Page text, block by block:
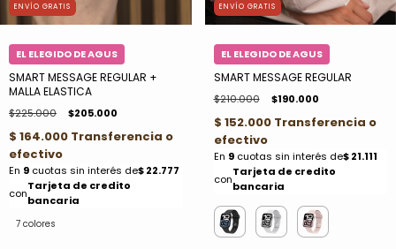
ENVÍO GRATIS
SMART MESSAGE REGULAR +
MALLA ELASTICA
$225.000 $205.000
7 colores
ENVÍO GRATIS
SMART MESSAGE REGULAR
$210.000 $190.000